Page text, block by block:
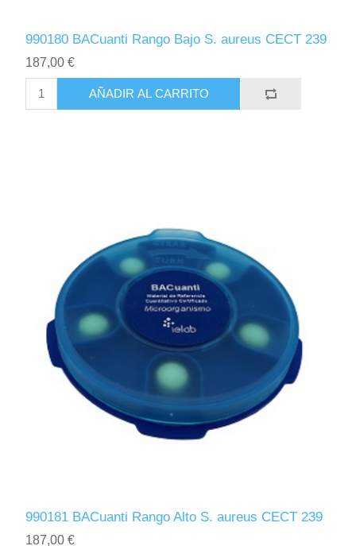
990180 BACuanti Rango Bajo S. aureus CECT 239
187,00 €
AÑADIR AL CARRITO
990181 BACuanti Rango Alto S. aureus CECT 239
187,00 €